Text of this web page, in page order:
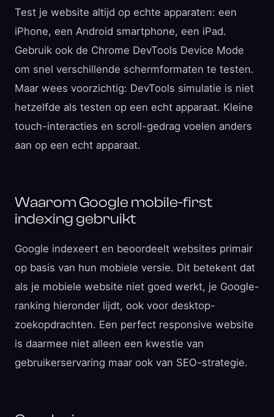
Test je website altijd op echte apparaten: een
iPhone, een Android smartphone, een iPad.
Gebruik ook de Chrome DevTools Device Mode
om snel verschillende schermformaten te testen.
Maar wees voorzichtig: DevTools simulatie is niet
hetzelfde als testen op een echt apparaat. Kleine
touch-interacties en scroll-gedrag voelen anders
aan op een echt apparaat.
Waarom Google mobile-first
indexing gebruikt
Google indexeert en beoordeelt websites primair
op basis van hun mobiele versie. Dit betekent dat
als je mobiele website niet goed werkt, je Google-
ranking hieronder lijdt, ook voor desktop-
zoekopdrachten. Een perfect responsive website
is daarmee niet alleen een kwestie van
gebruikerservaring maar ook van SEO-strategie.